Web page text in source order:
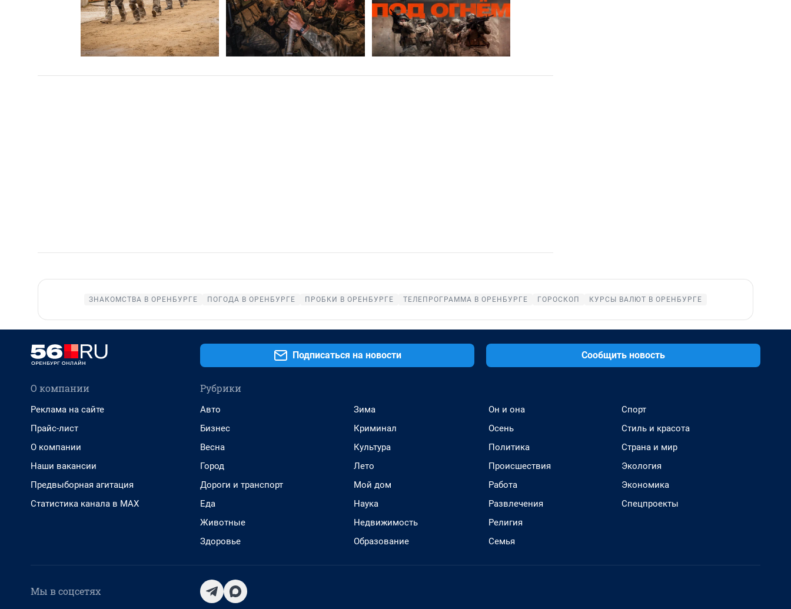
ЗНАКОМСТВА В ОРЕНБУРГЕ ПОГОДА В ОРЕНБУРГЕ ПРОБКИ В ОРЕНБУРГЕ ТЕЛЕПРОГРАММА В ОРЕНБУРГЕ ГОРОСКОП КУРСЫ ВАЛЮТ В ОРЕНБУРГЕ
Подписаться на новости Сообщить новость
О компании
Реклама на сайте
Прайс-лист
О компании
Наши вакансии
Предвыборная агитация
Статистика канала в MAX
Рубрики
Авто
Бизнес
Весна
Город
Дороги и транспорт
Еда
Животные
Здоровье
Зима
Криминал
Культура
Лето
Мой дом
Наука
Недвижимость
Образование
Он и она
Осень
Политика
Происшествия
Работа
Развлечения
Религия
Семья
Спорт
Стиль и красота
Страна и мир
Экология
Экономика
Спецпроекты
Мы в соцсетях